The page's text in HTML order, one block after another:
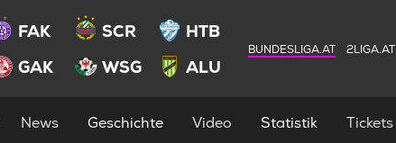
FAK SCR
HTB
GAK WSG ALU
BUNDESLIGA.AT 2LIGA.AT
News Geschichte Video Statistik Tickets